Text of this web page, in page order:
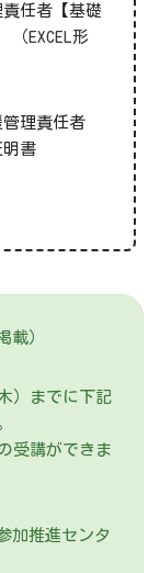
任者【基礎
（EXCEL形
理責任者
明書
載）
）までに下記
受講ができま
推進センタ